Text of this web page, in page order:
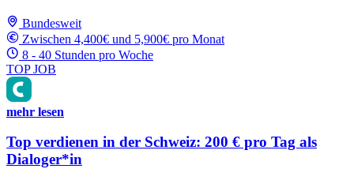
Bundesweit
Zwischen 4,400€ und 5,900€ pro Monat
8 - 40 Stunden pro Woche
TOP JOB
mehr lesen
Top verdienen in der Schweiz: 200 € pro Tag als
Dialoger*in